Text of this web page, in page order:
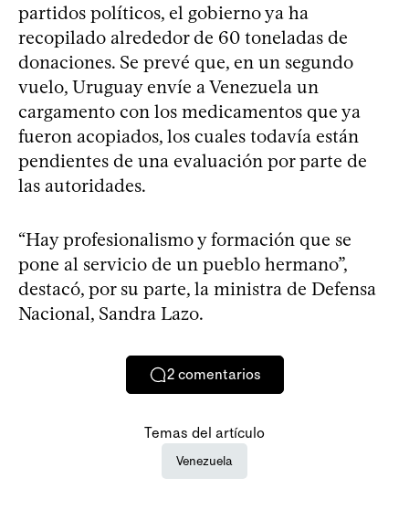
partidos políticos, el gobierno ya ha
recopilado alrededor de 60 toneladas de
donaciones. Se prevé que, en un segundo
vuelo, Uruguay envíe a Venezuela un
cargamento con los medicamentos que ya
fueron acopiados, los cuales todavía están
pendientes de una evaluación por parte de
las autoridades.
“Hay profesionalismo y formación que se
pone al servicio de un pueblo hermano”,
destacó, por su parte, la ministra de Defensa
Nacional, Sandra Lazo.
2 comentarios
Temas del artículo
Venezuela